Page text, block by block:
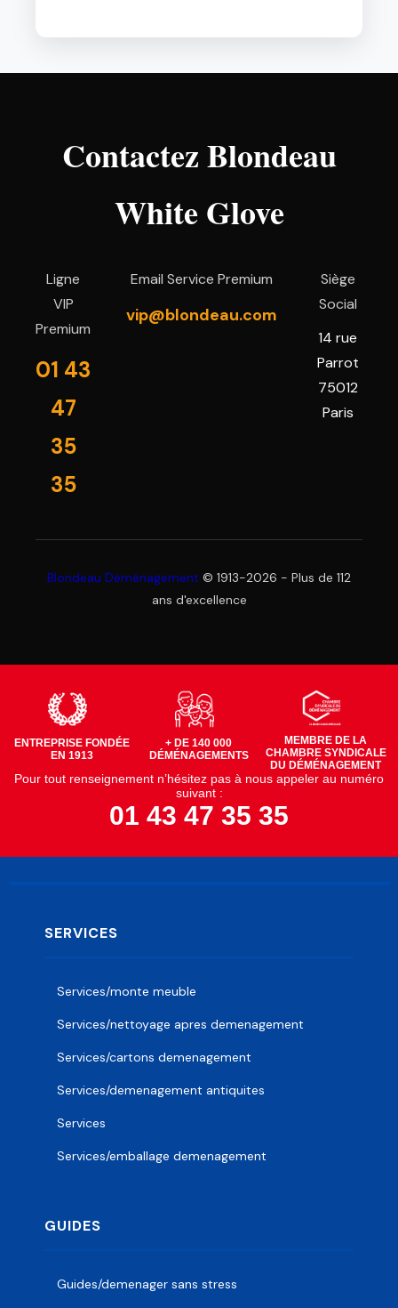
Contactez Blondeau
White Glove
Ligne
VIP
Premium
01 43
47
35
35
Email Service Premium
vip@blondeau.com
Siège
Social
14 rue
Parrot
75012
Paris
Blondeau Déménagement © 1913-2026 - Plus de 112
ans d'excellence
ENTREPRISE FONDÉE
EN 1913
+ DE 140 000
DÉMÉNAGEMENTS
MEMBRE DE LA
CHAMBRE SYNDICALE
DU DÉMÉNAGEMENT
Pour tout renseignement n’hésitez pas à nous appeler au numéro
suivant :
01 43 47 35 35
SERVICES
Services/monte meuble
Services/nettoyage apres demenagement
Services/cartons demenagement
Services/demenagement antiquites
Services
Services/emballage demenagement
GUIDES
Guides/demenager sans stress